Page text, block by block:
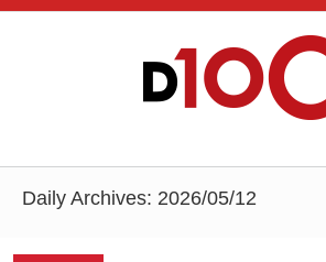
Daily Archives: 2026/05/12